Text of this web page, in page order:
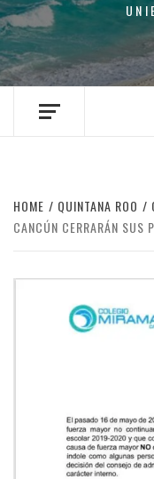
HOME QUINTANA ROO
CANCÚN CERRARÁN SUS